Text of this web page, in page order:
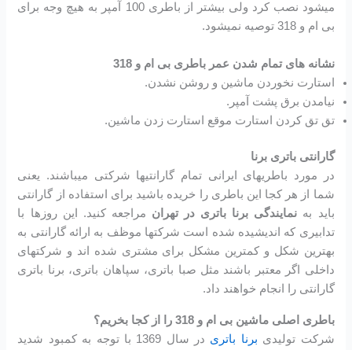
میشود نصب کرد ولی بیشتر از باطری 100 آمپر به هیچ وجه برای
بی ام و 318 توصیه نمیشود.
نشانه های تمام شدن عمر باطری بی ام و 318
استارت نخوردن ماشین و روشن نشدن.
نیامدن برق پشت آمپر.
تق تق کردن استارت موقع استارت زدن ماشین.
گارانتی باتری برنا
در مورد باطریهای ایرانی تمام گارانتیها شرکتی میباشند. یعنی
شما از هر کجا این باطری را خریده باشید برای استفاده از گارانتی
باید به نمایندگی برنا باتری در تهران مراجعه کنید. این روزها با
تدابیری که اندیشیده شده است شرکتها موظف به ارائه گارانتی به
بهترین شکل و کمترین مشکل برای مشتری شده اند و شرکتهای
داخلی اگر معتبر باشند مثل صبا باتری، سپاهان باتری، برنا باتری
گارانتی را انجام خواهند داد.
باطری اصلی ماشین بی ام و 318 را از کجا بخریم؟
شرکت تولیدی برنا باتری
در سال 1369 با توجه به كمبود شديد